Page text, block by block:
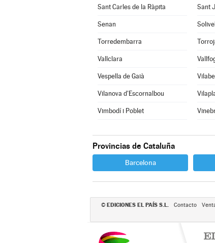
Sant Carles de la Ràpita Sant
Senan
Torredembarra
Vallclara
Vespella de Gaià
Vilanova d'Escornalbou
Vimbodí i Poblet
Provincias de Cataluña
Barcelona
© EDICIONES EL PAÍS S.L. Contacto